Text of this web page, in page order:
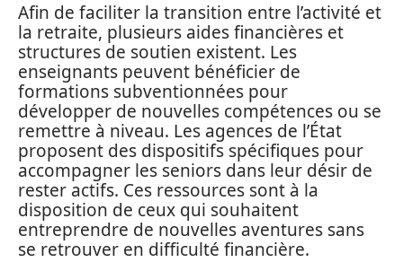
Afin de faciliter la transition entre l’activité et
la retraite, plusieurs aides financières et
structures de soutien existent. Les
enseignants peuvent bénéficier de
formations subventionnées pour
développer de nouvelles compétences ou se
remettre à niveau. Les agences de l’État
proposent des dispositifs spécifiques pour
accompagner les seniors dans leur désir de
rester actifs. Ces ressources sont à la
disposition de ceux qui souhaitent
entreprendre de nouvelles aventures sans
se retrouver en difficulté financière.